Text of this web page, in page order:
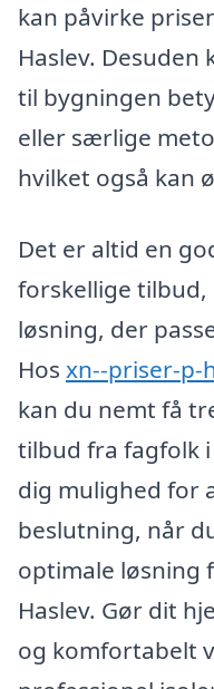
kan påvirke
Haslev. Desuden
til bygningen
eller særlige
hvilket også kan
Det er altid en
forskellige
løsning, der
Hos xn--priser-p-
kan du nemt få
tilbud fra fagfolk
dig mulighed for
beslutning, når
optimale løsning
Haslev. Gør dit
og komfortabelt